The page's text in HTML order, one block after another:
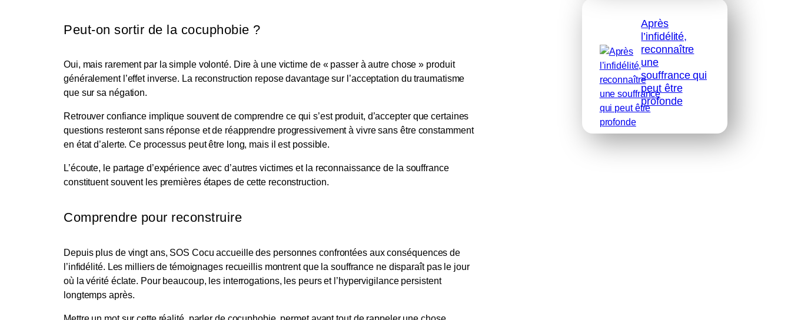
Peut-on sortir de la cocuphobie ?
Oui, mais rarement par la simple volonté. Dire à une victime de « passer à autre chose » produit
généralement l’effet inverse. La reconstruction repose davantage sur l’acceptation du traumatisme
que sur sa négation.
Retrouver confiance implique souvent de comprendre ce qui s’est produit, d’accepter que certaines
questions resteront sans réponse et de réapprendre progressivement à vivre sans être constamment
en état d’alerte. Ce processus peut être long, mais il est possible.
L’écoute, le partage d’expérience avec d’autres victimes et la reconnaissance de la souffrance
constituent souvent les premières étapes de cette reconstruction.
Comprendre pour reconstruire
Depuis plus de vingt ans, SOS Cocu accueille des personnes confrontées aux conséquences de
l’infidélité. Les milliers de témoignages recueillis montrent que la souffrance ne disparaît pas le jour
où la vérité éclate. Pour beaucoup, les interrogations, les peurs et l’hypervigilance persistent
longtemps après.
Après
l’infidélité,
reconnaître
une
souffrance qui
peut être
profonde